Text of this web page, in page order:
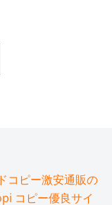
コピー激安通販の
コピー優良サイ